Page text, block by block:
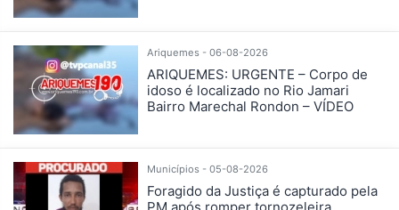
Ariquemes - 06-08-2026
ARIQUEMES: URGENTE – Corpo de
idoso é localizado no Rio Jamari
Bairro Marechal Rondon – VÍDEO
Municípios - 05-08-2026
Foragido da Justiça é capturado pela